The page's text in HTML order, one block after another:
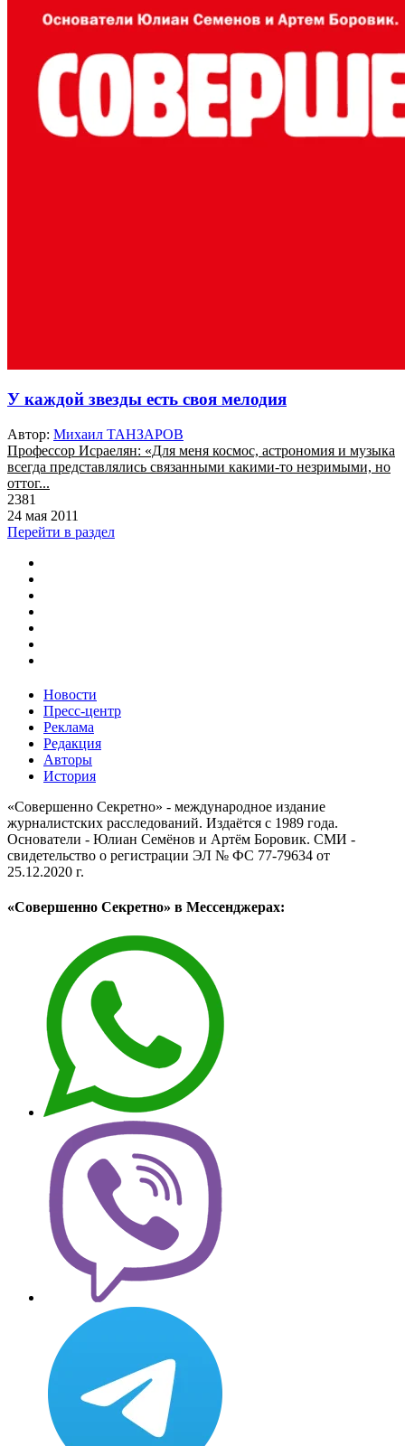
У каждой звезды есть своя мелодия
Автор: Михаил ТАНЗАРОВ
Профессор Исраелян: «Для меня космос, астрономия и музыка
всегда представлялись связанными какими-то незримыми, но
оттог...
2381
24 мая 2011
Перейти в раздел
Новости
Пресс-центр
Реклама
Редакция
Авторы
История
«Совершенно Секретно» - международное издание
журналистских расследований. Издаётся с 1989 года.
Основатели - Юлиан Семёнов и Артём Боровик. CМИ -
свидетельство о регистрации ЭЛ № ФС 77-79634 от
25.12.2020 г.
«Совершенно Секретно» в Мессенджерах: